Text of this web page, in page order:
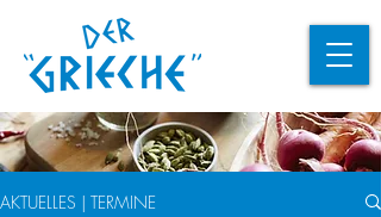
AKTUELLES | TERMINE